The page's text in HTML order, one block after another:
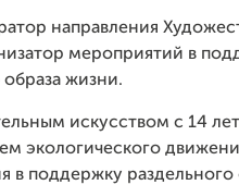
направления
мероприятий в
жизни.
искусством с 14
экологического
в поддержку